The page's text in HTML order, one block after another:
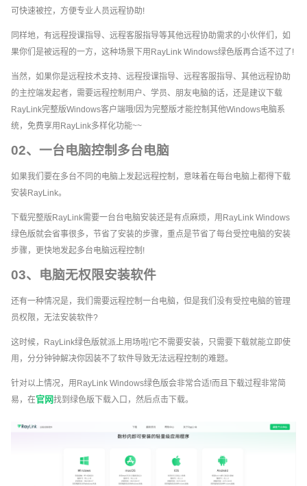
可快速被控，方便专业人员远程协助!
同样地，有远程授课指导、远程客服指导等其他远程协助需求的小伙伴们，如
果你们是被远程的一方，这种场景下用RayLink Windows绿色版再合适不过了!
当然，如果你是远程技术支持、远程授课指导、远程客服指导、其他远程协助
的主控端发起者，需要远程控制用户、学员、朋友电脑的话，还是建议下载
RayLink完整版Windows客户端哦!因为完整版才能控制其他Windows电脑系
统，免费享用RayLink多样化功能~~
02、一台电脑控制多台电脑
如果我们要在多台不同的电脑上发起远程控制，意味着在每台电脑上都得下载
安装RayLink。
下载完整版RayLink需要一台台电脑安装还是有点麻烦，用RayLink Windows
绿色版就会省事很多，节省了安装的步骤，重点是节省了每台受控电脑的安装
步骤，更快地发起多台电脑远程控制!
03、电脑无权限安装软件
还有一种情况是，我们需要远程控制一台电脑，但是我们没有受控电脑的管理
员权限，无法安装软件?
这时候，RayLink绿色版就派上用场啦!它不需要安装，只需要下载就能立即使
用，分分钟钟解决你因装不了软件导致无法远程控制的难题。
针对以上情况，用RayLink Windows绿色版会非常合适!而且下载过程非常简
易，在官网找到绿色版下载入口，然后点击下载。